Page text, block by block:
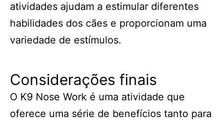
atividades ajudam a estimular diferentes
habilidades dos cães e proporcionam uma
variedade de estímulos.
Considerações finais
O K9 Nose Work é uma atividade que
oferece uma série de benefícios tanto para